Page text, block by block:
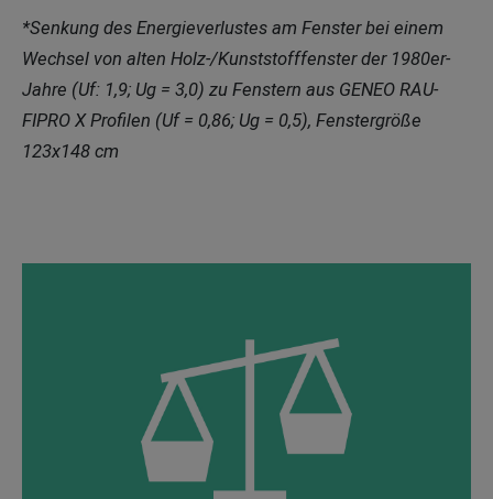
*Senkung des Energieverlustes am Fenster bei einem
Wechsel von alten Holz-/Kunststofffenster der 1980er-
Jahre (Uf: 1,9; Ug = 3,0) zu Fenstern aus GENEO RAU-
FIPRO X Profilen (Uf = 0,86; Ug = 0,5), Fenstergröße
123x148 cm